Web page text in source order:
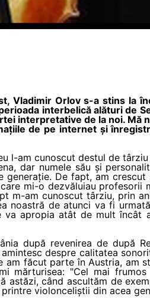
Vladimir Orlov s-a stins la
interbelică alături de
interpretative de la noi. Mă
de pe internet și
l-am cunoscut destul de
dar numele său și
De fapt, am crescut
mi-o dezvăluiau profesorii
m-am cunoscut târziu, prin
noastră de atunci va fi
va apropia atât de mult încât
după revenirea de după
despre calitatea
făcut parte în Austria, am
mărturisea: "Cel mai
când ascultăm de
violonceliștii din acea